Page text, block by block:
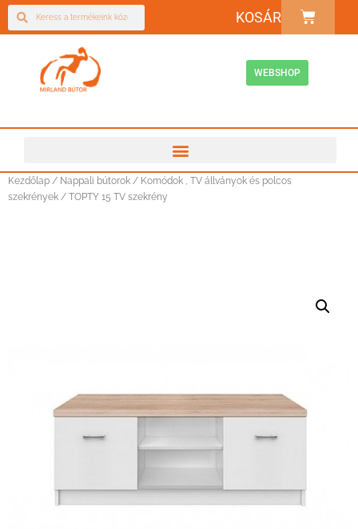
KOSÁR
WEBSHOP
Kezdőlap / Nappali bútorok / Komódok , TV állványok és polcos
szekrények / TOPTY 15 TV szekrény